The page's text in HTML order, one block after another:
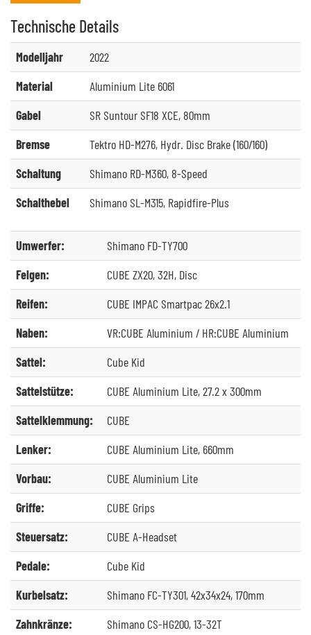
Technische Details
Modelljahr
2022
Material
Aluminium Lite 6061
Gabel
SR Suntour SF18 XCE, 80mm
Bremse
Tektro HD-M276, Hydr. Disc Brake (160/160)
Schaltung
Shimano RD-M360, 8-Speed
Schalthebel
Shimano SL-M315, Rapidfire-Plus
Umwerfer:
Shimano FD-TY700
Felgen:
CUBE ZX20, 32H, Disc
Reifen:
CUBE IMPAC Smartpac 26x2.1
Naben:
VR:CUBE Aluminium / HR:CUBE Aluminium
Sattel:
Cube Kid
Sattelstütze:
CUBE Aluminium Lite, 27.2 x 300mm
Sattelklemmung:
CUBE
Lenker:
CUBE Aluminium Lite, 660mm
Vorbau:
CUBE Aluminium Lite
Griffe:
CUBE Grips
Steuersatz:
CUBE A-Headset
Pedale:
Cube Kid
Kurbelsatz:
Shimano FC-TY301, 42x34x24, 170mm
Zahnkränze:
Shimano CS-HG200, 13-32T